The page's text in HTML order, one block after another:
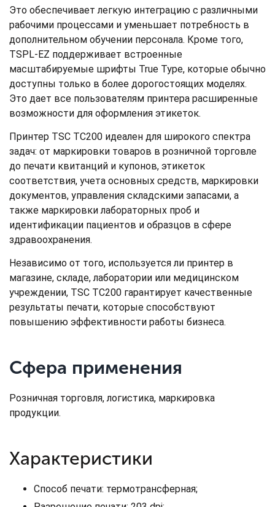
Это обеспечивает легкую интеграцию с различными
рабочими процессами и уменьшает потребность в
дополнительном обучении персонала. Кроме того,
TSPL-EZ поддерживает встроенные
масштабируемые шрифты True Type, которые обычно
доступны только в более дорогостоящих моделях.
Это дает все пользователям принтера расширенные
возможности для оформления этикеток.
Принтер TSC TC200 идеален для широкого спектра
задач: от маркировки товаров в розничной торговле
до печати квитанций и купонов, этикеток
соответствия, учета основных средств, маркировки
документов, управления складскими запасами, а
также маркировки лабораторных проб и
идентификации пациентов и образцов в сфере
здравоохранения.
Независимо от того, используется ли принтер в
магазине, складе, лаборатории или медицинском
учреждении, TSC TC200 гарантирует качественные
результаты печати, которые способствуют
повышению эффективности работы бизнеса.
Сфера применения
Розничная торговля, логистика, маркировка
продукции.
Характеристики
Способ печати: термотрансферная;